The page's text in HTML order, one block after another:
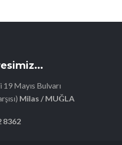
Mayıs Bulvarı
Milas / MUĞLA
8362